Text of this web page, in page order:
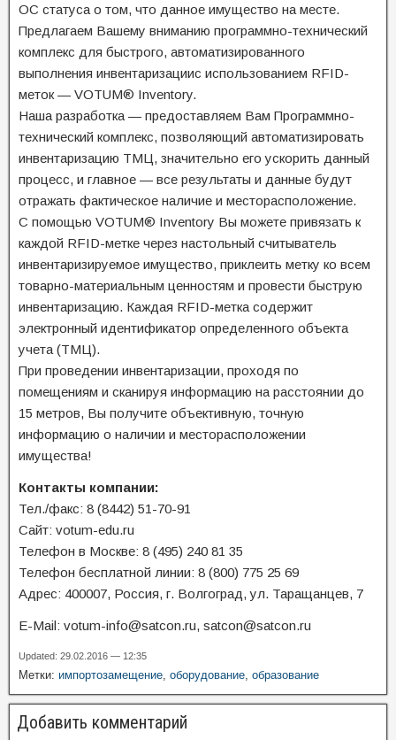
ОС статуса о том, что данное имущество на месте.
Предлагаем Вашему вниманию программно-технический
комплекс для быстрого, автоматизированного
выполнения инвентаризациис использованием RFID-
меток — VOTUM® Inventory.
Наша разработка — предоставляем Вам Программно-
технический комплекс, позволяющий автоматизировать
инвентаризацию ТМЦ, значительно его ускорить данный
процесс, и главное — все результаты и данные будут
отражать фактическое наличие и месторасположение.
С помощью VOTUM® Inventory Вы можете привязать к
каждой RFID-метке через настольный считыватель
инвентаризируемое имущество, приклеить метку ко всем
товарно-материальным ценностям и провести быструю
инвентаризацию. Каждая RFID-метка содержит
электронный идентификатор определенного объекта
учета (ТМЦ).
При проведении инвентаризации, проходя по
помещениям и сканируя информацию на расстоянии до
15 метров, Вы получите объективную, точную
информацию о наличии и месторасположении
имущества!
Контакты компании:
Тел./факс: 8 (8442) 51-70-91
Сайт: votum-edu.ru
Телефон в Москве: 8 (495) 240 81 35
Телефон бесплатной линии: 8 (800) 775 25 69
Адрес: 400007, Россия, г. Волгоград, ул. Таращанцев, 7
E-Mail: votum-info@satcon.ru, satcon@satcon.ru
Updated: 29.02.2016 — 12:35
Метки: импортозамещение, оборудование, образование
Добавить комментарий